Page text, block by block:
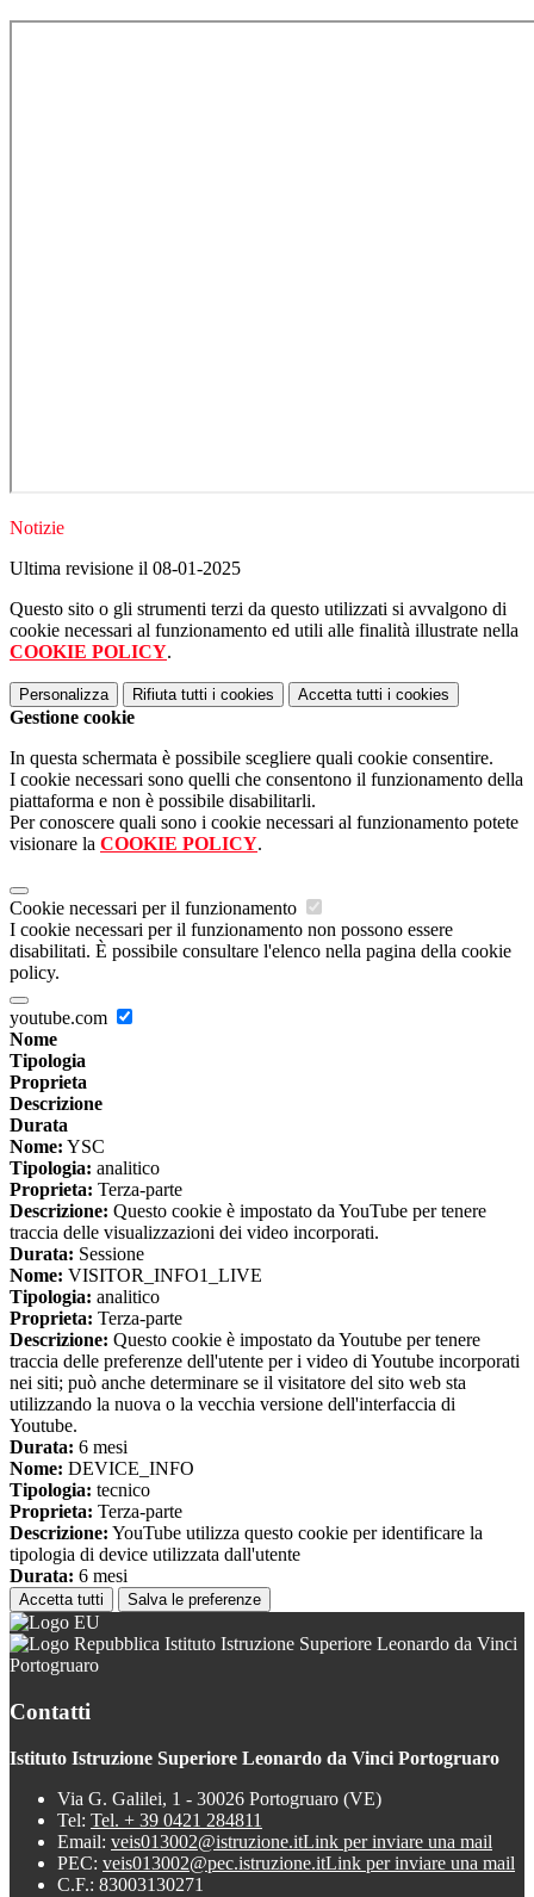
Notizie
Ultima revisione il 08-01-2025
Questo sito o gli strumenti terzi da questo utilizzati si avvalgono di
cookie necessari al funzionamento ed utili alle finalità illustrate nella
COOKIE POLICY.
Personalizza Rifiuta tutti i cookies Accetta tutti i cookies
Gestione cookie
In questa schermata è possibile scegliere quali cookie consentire.
I cookie necessari sono quelli che consentono il funzionamento della
piattaforma e non è possibile disabilitarli.
Per conoscere quali sono i cookie necessari al funzionamento potete
visionare la COOKIE POLICY.
Cookie necessari per il funzionamento
I cookie necessari per il funzionamento non possono essere
disabilitati. È possibile consultare l'elenco nella pagina della cookie
policy.
youtube.com
Nome
Tipologia
Proprieta
Descrizione
Durata
Nome: YSC
Tipologia: analitico
Proprieta: Terza-parte
Descrizione: Questo cookie è impostato da YouTube per tenere
traccia delle visualizzazioni dei video incorporati.
Durata: Sessione
Nome: VISITOR_INFO1_LIVE
Tipologia: analitico
Proprieta: Terza-parte
Descrizione: Questo cookie è impostato da Youtube per tenere
traccia delle preferenze dell'utente per i video di Youtube incorporati
nei siti; può anche determinare se il visitatore del sito web sta
utilizzando la nuova o la vecchia versione dell'interfaccia di
Youtube.
Durata: 6 mesi
Nome: DEVICE_INFO
Tipologia: tecnico
Proprieta: Terza-parte
Descrizione: YouTube utilizza questo cookie per identificare la
tipologia di device utilizzata dall'utente
Durata: 6 mesi
Accetta tutti Salva le preferenze
Istituto Istruzione Superiore Leonardo da Vinci
Portogruaro
Contatti
Istituto Istruzione Superiore Leonardo da Vinci Portogruaro
Via G. Galilei, 1 - 30026 Portogruaro (VE)
Tel: Tel. + 39 0421 284811
Email: veis013002@istruzione.itLink per inviare una mail
PEC: veis013002@pec.istruzione.itLink per inviare una mail
C.F.: 83003130271